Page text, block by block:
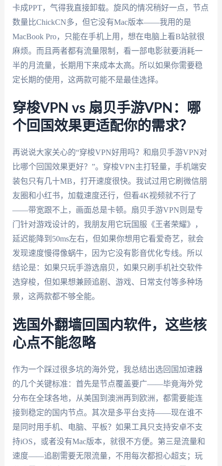
卡成PPT，气得我直接卸载。旋风的情况稍好一点，节点
数量比ChickCN多，但它没有Mac版本——我用的是
MacBook Pro，只能在手机上用，想在电脑上看B站就很
麻烦。而且两者都有流量限制，看一部电影就要消耗一
半的月流量，长期用下来成本太高。所以如果你需要稳
定长期的使用，这两款可能不是最佳选择。
穿梭VPN vs 扇贝手游VPN：哪
个回国效果更适配你的需求？
再说说大家关心的“穿梭VPN好用吗？和扇贝手游VPN对
比哪个回国效果更好？”。穿梭VPN主打轻量，手机端安
装包只有几十MB，打开速度很快。我试过用它刷微信朋
友圈和小红书，加载速度还行，但看4K视频就不行了
——带宽跟不上，画面总是卡顿。扇贝手游VPN则是专
门针对游戏设计的，我朋友用它玩国服《王者荣耀》，
延迟能降到50ms左右，但如果你想用它看爱奇艺，就会
发现速度慢得像蜗牛，因为它没有影音优化专线。所以
结论是：如果只玩手游选扇贝，如果只刷手机社交软件
选穿梭，但如果想兼顾追剧、游戏、日常支付等多种场
景，这两款都不够全能。
选国外翻墙回国内软件，这些核
心点不能忽略
作为一个踩过很多坑的海外党，我总结出选回国加速器
的几个关键标准：首先是节点覆盖要广——毕竟海外党
分布在全球各地，从美国到澳洲再到欧洲，都需要能连
接到稳定的国内节点。其次是多平台支持——现在谁不
是同时用手机、电脑、平板？如果工具只支持安卓不支
持iOS，或者没有Mac版本，就很不方便。第三是流量和
速度——追剧需要无限流量，不用每次都担心超支；玩